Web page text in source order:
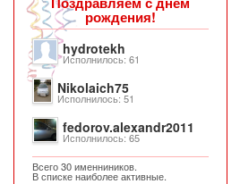
рождения!
hydrotekh
Исполнилось: 61
Nikolaich75
Исполнилось: 51
fedorov.alexandr2011
Исполнилось: 65
Всего 30 именниников.
В списке наиболее активные.